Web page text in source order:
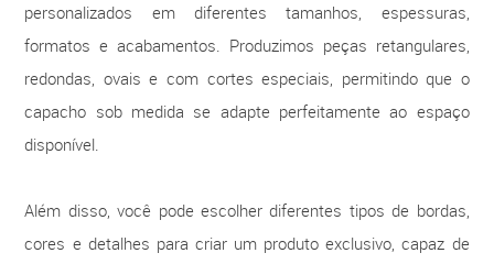
personalizados em diferentes tamanhos, espessuras,
formatos e acabamentos. Produzimos peças retangulares,
redondas, ovais e com cortes especiais, permitindo que o
capacho sob medida se adapte perfeitamente ao espaço
disponível.
Além disso, você pode escolher diferentes tipos de bordas,
cores e detalhes para criar um produto exclusivo, capaz de